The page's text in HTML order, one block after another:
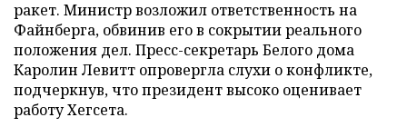
ракет. Министр возложил ответственность на
Файнберга, обвинив его в сокрытии реального
положения дел. Пресс-секретарь Белого дома
Каролин Левитт опровергла слухи о конфликте,
подчеркнув, что президент высоко оценивает
работу Хегсета.